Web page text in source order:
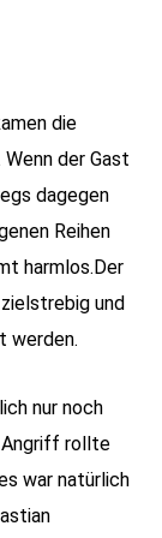
die
der Gast
dagegen
Reihen
harmlos.Der
und
werden.
nur noch
Angriff rollte
war natürlich